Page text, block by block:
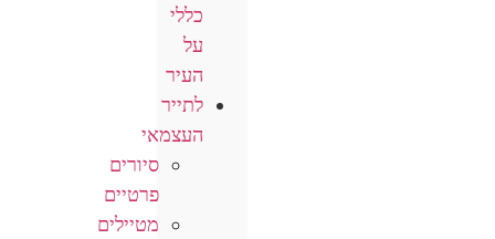
כללי
על
העיר
לתייר
העצמאי
סיורים
פרטיים
מטיילים